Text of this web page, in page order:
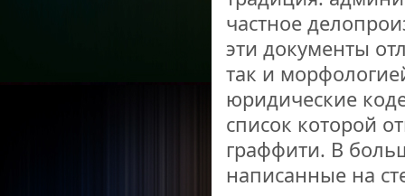
частное
эти документы
так и
юридические
список которой
граффити. В
написанные на